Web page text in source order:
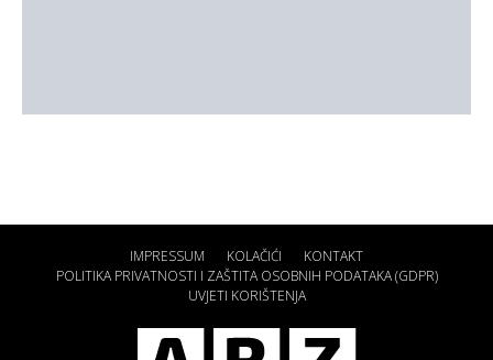
IMPRESSUM KOLAČIĆI
KONTAKT
POLITIKA PRIVATNOSTI I ZAŠTITA OSOBNIH PODATAKA (GDPR)
UVJETI KORIŠTENJA